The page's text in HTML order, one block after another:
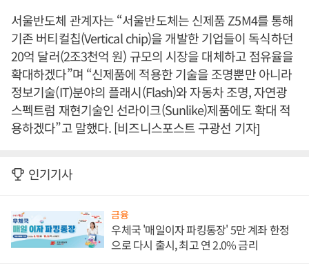
서울반도체 관계자는 “서울반도체는 신제품 Z5M4를 통해
기존 버티컬칩(Vertical chip)을 개발한 기업들이 독식하던
20억 달러(2조3천억 원) 규모의 시장을 대체하고 점유율을
확대하겠다”며 “신제품에 적용한 기술을 조명뿐만 아니라
정보기술(IT)분야의 플래시(Flash)와 자동차 조명, 자연광
스펙트럼 재현기술인 선라이크(Sunlike)제품에도 확대 적
용하겠다”고 말했다. [비즈니스포스트 구광선 기자]
인기기사
금융
우체국 '매일이자 파킹통장' 5만 계좌 한정
으로 다시 출시, 최고 연 2.0% 금리